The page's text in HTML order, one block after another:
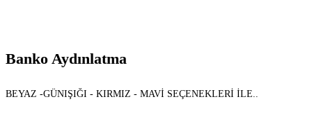
Banko Aydınlatma
BEYAZ -GÜNIŞIĞI - KIRMIZ - MAVİ SEÇENEKLERİ İLE..